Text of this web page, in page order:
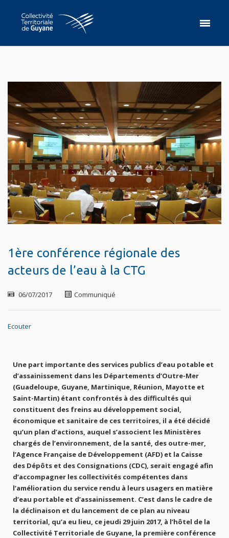
1ère conférence régionale des
acteurs de l’eau à la CTG
06/07/2017 Communiqué
Ecouter
Une part importante des services publics d’eau potable et
d’assainissement dans les Départements d’Outre-Mer
(Guadeloupe, Guyane, Martinique, Réunion, Mayotte et
Saint-Martin) étant confrontés à des difficultés qui
constituent des freins au développement social,
économique et sanitaire de ces territoires, il a été décidé
qu’un plan d’actions, auquel s’associent les Ministères
chargés de l’environnement, de la santé, des outre-mer,
l’Agence Française de Développement (AFD) et la Caisse
des Dépôts et des Consignations (CDC), serait engagé afin
d’accompagner les collectivités compétentes dans
l’amélioration du service rendu à leurs usagers en matière
d’eau portable et d’assainissement. C’est dans le cadre de
la déclinaison et du lancement de ce plan au niveau
territorial, qu’a eu lieu, ce jeudi 29 juin 2017, à l’hôtel de la
Collectivité Territoriale de Guyane, la première conférence